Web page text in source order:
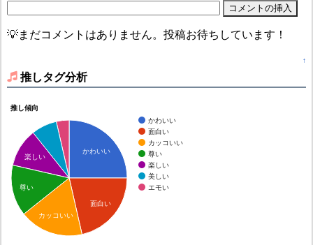
💡まだコメントはありません。投稿お待ちしています！
↑
推しタグ分析
推し傾向
かわいい
面白い
カッコいい
尊い
楽しい
美しい
エモい
かわいい
面白い
楽しい
尊い
カッコいい